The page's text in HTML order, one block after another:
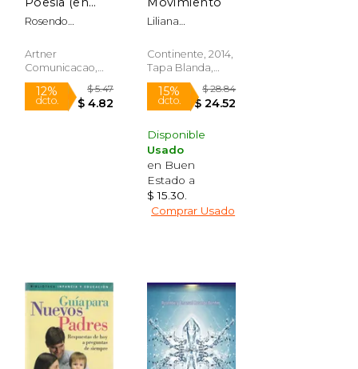
Portugués)
Rosendo
Rosemberg
Emanuel
Artner
Comunicacao,
Tapa Blanda,
Nuevo
Liliana
Rosemberg
Continente, 2014,
Tapa Blanda,
Nuevo
Disponible
Usado
en Buen
Estado a
$ 15.30
Comprar Usado